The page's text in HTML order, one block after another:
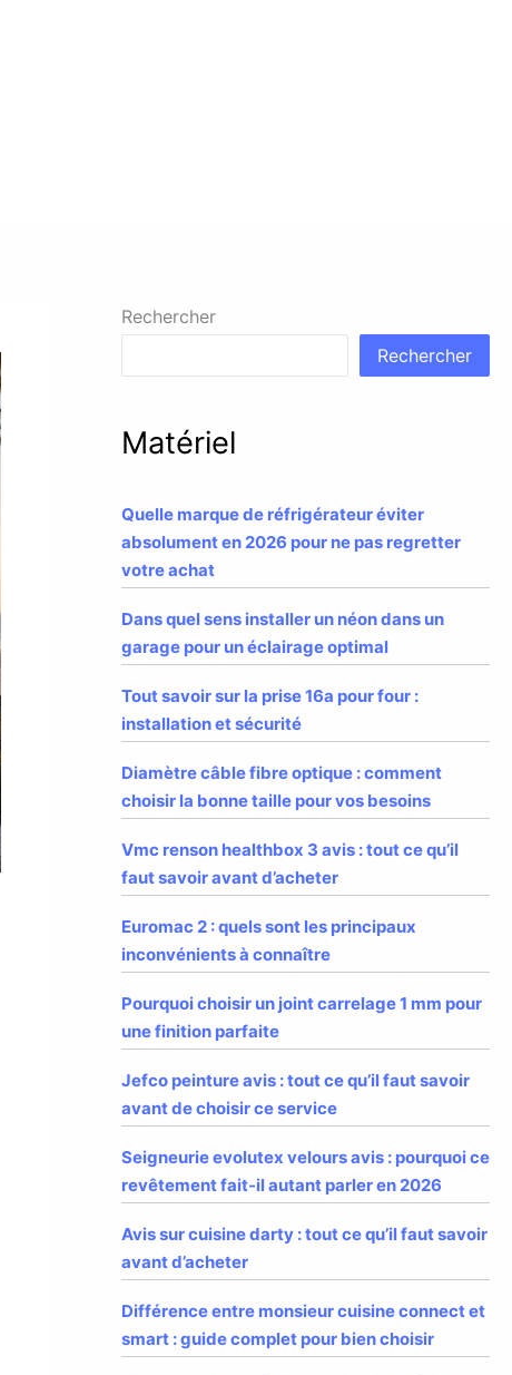
Rechercher
Rechercher
Matériel
Quelle marque de réfrigérateur éviter
absolument en 2026 pour ne pas regretter
votre achat
Dans quel sens installer un néon dans un
garage pour un éclairage optimal
Tout savoir sur la prise 16a pour four :
installation et sécurité
Diamètre câble fibre optique : comment
choisir la bonne taille pour vos besoins
Vmc renson healthbox 3 avis : tout ce qu’il
faut savoir avant d’acheter
Euromac 2 : quels sont les principaux
inconvénients à connaître
Pourquoi choisir un joint carrelage 1 mm pour
une finition parfaite
Jefco peinture avis : tout ce qu’il faut savoir
avant de choisir ce service
Seigneurie evolutex velours avis : pourquoi ce
revêtement fait-il autant parler en 2026
Avis sur cuisine darty : tout ce qu’il faut savoir
avant d’acheter
Différence entre monsieur cuisine connect et
smart : guide complet pour bien choisir